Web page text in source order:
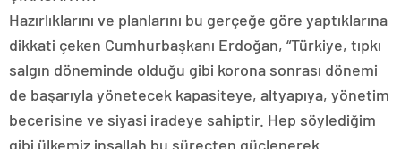
Hazırlıklarını ve planlarını bu gerçeğe göre yaptıklarına
dikkati çeken Cumhurbaşkanı Erdoğan, “Türkiye, tıpkı
salgın döneminde olduğu gibi korona sonrası dönemi
de başarıyla yönetecek kapasiteye, altyapıya, yönetim
becerisine ve siyasi iradeye sahiptir. Hep söylediğim
gibi ülkemiz inşallah bu süreçten güçlenerek